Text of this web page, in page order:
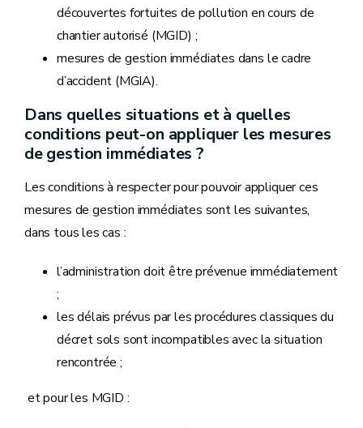
découvertes fortuites de pollution en cours de
chantier autorisé (MGID) ;
mesures de gestion immédiates dans le cadre
d’accident (MGIA).
Dans quelles situations et à quelles
conditions peut-on appliquer les mesures
de gestion immédiates ?
Les conditions à respecter pour pouvoir appliquer ces
mesures de gestion immédiates sont les suivantes,
dans tous les cas :
l’administration doit être prévenue immédiatement
;
les délais prévus par les procédures classiques du
décret sols sont incompatibles avec la situation
rencontrée ;
et pour les MGID :